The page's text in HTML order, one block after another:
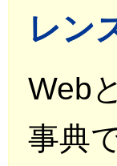
レン
Web
事典